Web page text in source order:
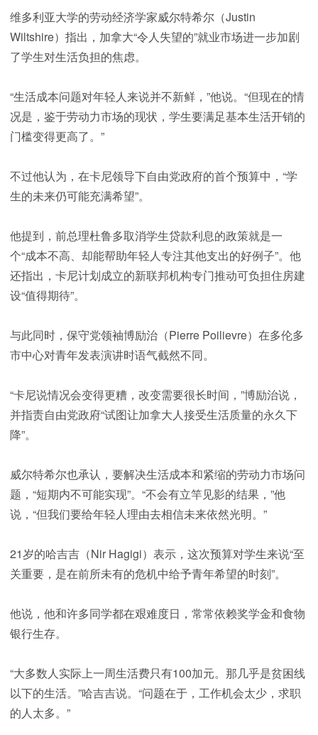
维多利亚大学的劳动经济学家威尔特希尔（Justin
Wiltshire）指出，加拿大“令人失望的”就业市场进一步加剧
了学生对生活负担的焦虑。
“生活成本问题对年轻人来说并不新鲜，”他说。“但现在的情
况是，鉴于劳动力市场的现状，学生要满足基本生活开销的
门槛变得更高了。”
不过他认为，在卡尼领导下自由党政府的首个预算中，“学
生的未来仍可能充满希望”。
他提到，前总理杜鲁多取消学生贷款利息的政策就是一
个“成本不高、却能帮助年轻人专注其他支出的好例子”。他
还指出，卡尼计划成立的新联邦机构专门推动可负担住房建
设“值得期待”。
与此同时，保守党领袖博励治（Pierre Poilievre）在多伦多
市中心对青年发表演讲时语气截然不同。
“卡尼说情况会变得更糟，改变需要很长时间，”博励治说，
并指责自由党政府“试图让加拿大人接受生活质量的永久下
降”。
威尔特希尔也承认，要解决生活成本和紧缩的劳动力市场问
题，“短期内不可能实现”。“不会有立竿见影的结果，”他
说，“但我们要给年轻人理由去相信未来依然光明。”
21岁的哈吉吉（Nir Hagigi）表示，这次预算对学生来说“至
关重要，是在前所未有的危机中给予青年希望的时刻”。
他说，他和许多同学都在艰难度日，常常依赖奖学金和食物
银行生存。
“大多数人实际上一周生活费只有100加元。那几乎是贫困线
以下的生活。”哈吉吉说。“问题在于，工作机会太少，求职
的人太多。”